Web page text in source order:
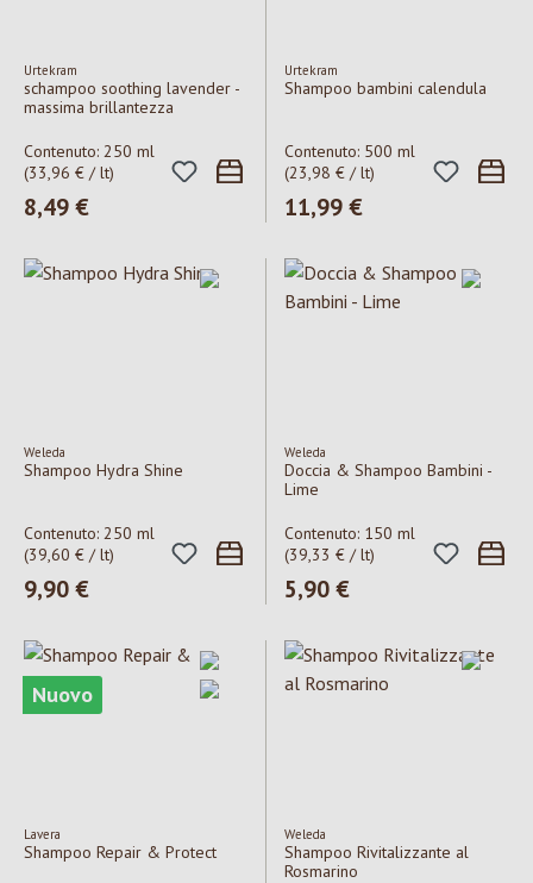
Urtekram
schampoo soothing lavender -
massima brillantezza
Contenuto: 250 ml
(33,96 € / lt)
Prezzo normale:
8,49 €
Urtekram
Shampoo bambini calendula
Contenuto: 500 ml
(23,98 € / lt)
Prezzo normale:
11,99 €
Weleda
Shampoo Hydra Shine
Contenuto: 250 ml
(39,60 € / lt)
Prezzo normale:
9,90 €
Weleda
Doccia & Shampoo Bambini -
Lime
Contenuto: 150 ml
(39,33 € / lt)
Prezzo normale:
5,90 €
Nuovo
Lavera
Shampoo Repair & Protect
Weleda
Shampoo Rivitalizzante al
Rosmarino